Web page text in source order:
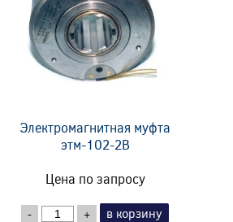
Электромагнитная муфта
этм-102-2В
Цена по запросу
- + в корзину